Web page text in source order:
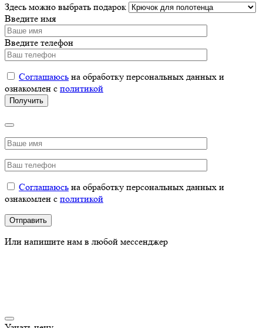
Здесь можно выбрать подарок
Введите имя
Введите телефон
Соглашаюсь на обработку персональных данных и
ознакомлен с политикой
Соглашаюсь на обработку персональных данных и
ознакомлен с политикой
Или напишите нам в любой мессенджер